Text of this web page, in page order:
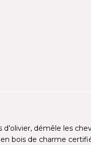
d’olivier, démêle les
bois de charme